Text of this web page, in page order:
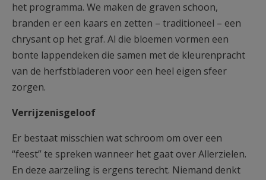
het programma. We maken de graven schoon,
branden er een kaars en zetten – traditioneel – een
chrysant op het graf. Al die bloemen vormen een
bonte lappendeken die samen met de kleurenpracht
van de herfstbladeren voor een heel eigen sfeer
zorgen.
Verrijzenisgeloof
Er bestaat misschien wat schroom om over een
“feest” te spreken wanneer het gaat over Allerzielen.
En deze aarzeling is ergens terecht. Niemand denkt